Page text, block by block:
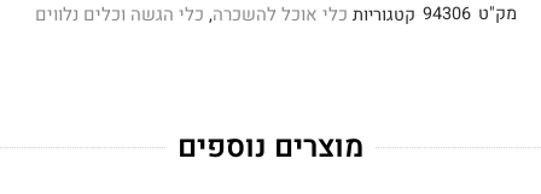
מק"ט 94306 קטגוריות כלי אוכל להשכרה, כלי הגשה וכלים נלווים
מוצרים נוספים